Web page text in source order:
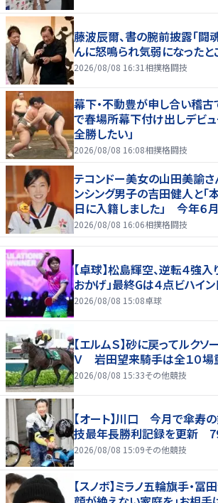
藤波辰爾、書の腕前披露「闘
んに怒鳴られ気弱になったと
2026/08/08 16:31 相撲格闘技
幕下・不動豊が申し合い稽
で春場所幕下付け出しデビ
全勝したい」
2026/08/08 16:08相撲格闘技
テコンドー美女の山田美諭さ
ンシング男子の吉田健人と「
日に入籍しました」 今年
リート仲間からも祝福の声
2026/08/08 16:06相撲格闘技
【卓球】松島輝空、逆転４強
おかげ」最終Gは４点ビハイ
2026/08/08 15:08卓球
【エルムＳ】砂に戻ってルク
Ｖ 岩田望来騎手は全１０場
2026/08/08 15:33その他競技
【オート】川口 今月で傘寿
技最年長勝利記録を更新
2026/08/08 15:09その他競技
【スノボ】ミラノ五輪旗手・冨